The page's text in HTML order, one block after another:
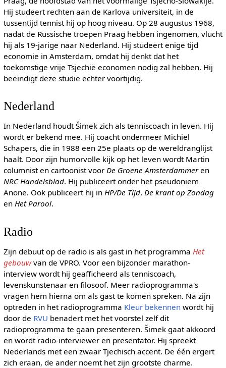
Hij studeert rechten aan de Karlova universiteit, in de
tussentijd tennist hij op hoog niveau. Op 28 augustus 1968,
nadat de Russische troepen Praag hebben ingenomen, vlucht
hij als 19-jarige naar Nederland. Hij studeert enige tijd
economie in Amsterdam, omdat hij denkt dat het
toekomstige vrije Tsjechië economen nodig zal hebben. Hij
beëindigt deze studie echter voortijdig.
Nederland
In Nederland houdt Šimek zich als tenniscoach in leven. Hij
wordt er bekend mee. Hij coacht ondermeer Michiel
Schapers, die in 1988 een 25e plaats op de wereldranglijst
haalt. Door zijn humorvolle kijk op het leven wordt Martin
columnist en cartoonist voor De Groene Amsterdammeren
NRC Handelsblad. Hij publiceert onder het pseudoniem
Anone. Ook publiceert hij in HP/De Tijd, De krant op Zondag
en Het Parool.
Radio
Zijn debuut op de radio is als gast in het programma Het
gebouwvan de VPRO. Voor een bijzonder marathon-
interview wordt hij geafficheerd als tenniscoach,
levenskunstenaar en filosoof. Meer radioprogramma's
vragen hem hierna om als gast te komen spreken. Na zijn
optreden in het radioprogramma Kleur bekennenwordt hij
door de RVU benadert met het voorstel zelf dit
radioprogramma te gaan presenteren. Šimek gaat akkoord
en wordt radio-interviewer en presentator. Hij spreekt
Nederlands met een zwaar Tjechisch accent. De één ergert
zich eraan, de ander noemt het zijn grootste charme.